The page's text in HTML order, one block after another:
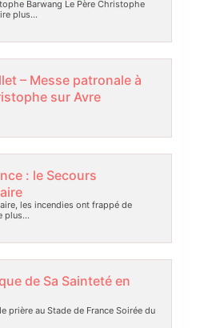
Barwang Le Père Christophe
plus…
– Messe patronale à
sur Avre
: le Secours
les incendies ont frappé de
plus…
de Sa Sainteté en
prière au Stade de France Soirée du